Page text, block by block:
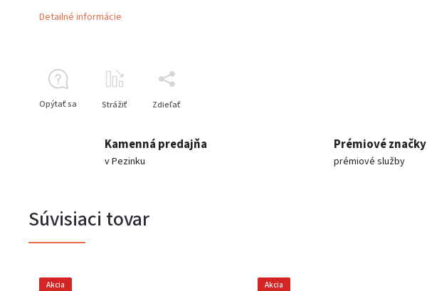
Detailné informácie
Opýtať sa Strážiť Zdieľať
Kamenná predajňa
v Pezinku
Prémiové značky
prémiové služby
Súvisiaci tovar
Akcia Akcia